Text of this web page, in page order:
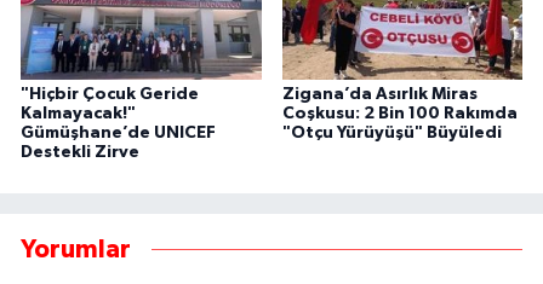
"Hiçbir Çocuk Geride
Kalmayacak!"
Gümüşhane’de UNICEF
Destekli Zirve
Zigana’da Asırlık Miras
Coşkusu: 2 Bin 100 Rakımda
"Otçu Yürüyüşü" Büyüledi
Yorumlar